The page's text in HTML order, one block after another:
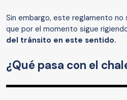
Sin embargo, este reglamento no
que por el momento sigue
del tránsito en este sentido.
¿Qué pasa con el